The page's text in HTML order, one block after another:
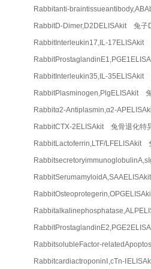
Rabbitanti-
RabbitD-Dimer,D2DELISAkit 兔子
RabbitInterleukin17,IL-17ELISAkit
RabbitInterleukin35,IL-35ELISAkit
RabbitPlasminogen,PlgELISAkit
Rabbitα2-Antiplasmin,α2-
RabbitCTX-2ELISAkit 兔骨退化特
RabbitLactoferrin,LTF/LFELISAkit
RabbitsolubleFactor-
RabbitcardiactroponinⅠ,cTn-